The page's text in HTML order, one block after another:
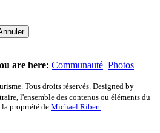
are here: Communauté Photos
Tous droits réservés. Designed by
l'ensemble des contenus ou éléments du
la propriété de Michael Ribert.